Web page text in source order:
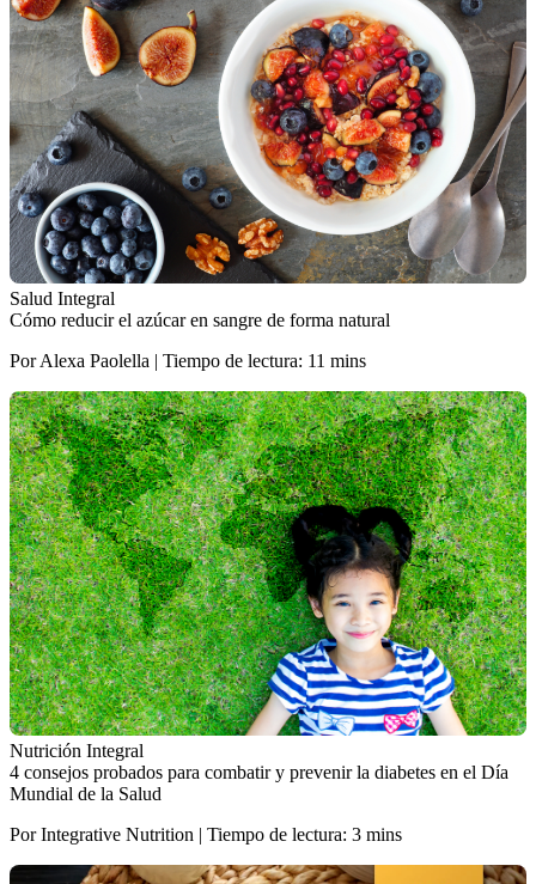
Salud Integral
Cómo reducir el azúcar en sangre de forma natural
Por Alexa Paolella | Tiempo de lectura: 11 mins
Nutrición Integral
4 consejos probados para combatir y prevenir la diabetes en el Día
Mundial de la Salud
Por Integrative Nutrition | Tiempo de lectura: 3 mins